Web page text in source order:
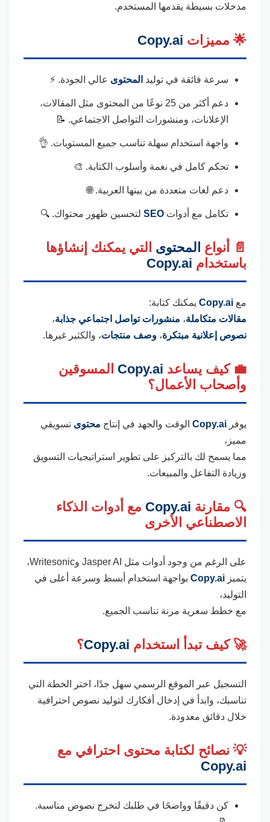
مدخلات بسيطة يقدمها المستخدم.
🌟 مميزات Copy.ai
سرعة فائقة في توليد المحتوى عالي الجودة. ⚡
دعم أكثر من 25 نوعًا من المحتوى مثل المقالات،
الإعلانات، ومنشورات التواصل الاجتماعي. 📝
واجهة استخدام سهلة تناسب جميع المستويات. 👌
تحكم كامل في نغمة وأسلوب الكتابة. 🎨
دعم لغات متعددة من بينها العربية. 🌐
تكامل مع أدوات SEO لتحسين ظهور محتواك. 🔍
📄 أنواع المحتوى التي يمكنك إنشاؤها
باستخدام Copy.ai
مع Copy.ai يمكنك كتابة:
مقالات متكاملة، منشورات تواصل اجتماعي جذابة،
نصوص إعلانية مبتكرة، وصف منتجات، والكثير غيرها.
💼 كيف يساعد Copy.ai المسوقين
وأصحاب الأعمال؟
يوفر Copy.ai الوقت والجهد في إنتاج محتوى تسويقي
مميز،
مما يسمح لك بالتركيز على تطوير استراتيجيات التسويق
وزيادة التفاعل والمبيعات.
🔍 مقارنة Copy.ai مع أدوات الذكاء
الاصطناعي الأخرى
على الرغم من وجود أدوات مثل Jasper AI وWritesonic،
يتميز Copy.ai بواجهة استخدام أبسط وسرعة أعلى في
التوليد،
مع خطط سعرية مرنة تناسب الجميع.
🚀 كيف تبدأ استخدام Copy.ai؟
التسجيل عبر الموقع الرسمي سهل جدًا، اختر الخطة التي
تناسبك، وابدأ في إدخال أفكارك لتوليد نصوص احترافية
خلال دقائق معدودة.
💡 نصائح لكتابة محتوى احترافي مع
Copy.ai
كن دقيقًا وواضحًا في طلبك لتخرج نصوص مناسبة.